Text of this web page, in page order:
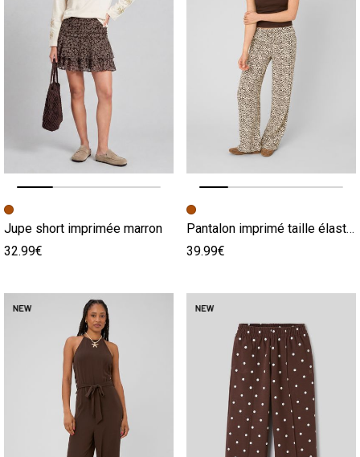
Image précédente
Image suivante
Jupe short imprimée marron
32.99€
Image précédente
Image suivante
Pantalon imprimé taille élastiquée marron
39.99€